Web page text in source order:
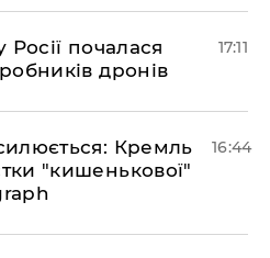
почалася
дронів
17:11
Кремль
"кишенькової"
16:44